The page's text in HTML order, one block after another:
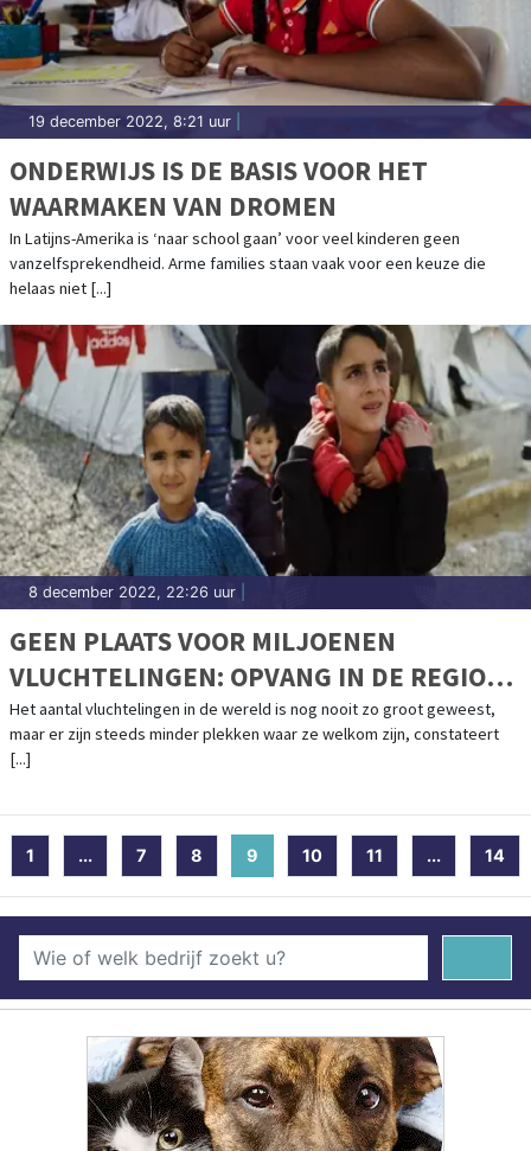
19 december 2022, 8:21 uur
ONDERWIJS IS DE BASIS VOOR HET
WAARMAKEN VAN DROMEN
In Latijns-Amerika is ‘naar school gaan’ voor veel kinderen geen
vanzelfsprekendheid. Arme families staan vaak voor een keuze die
helaas niet [...]
8 december 2022, 22:26 uur
GEEN PLAATS VOOR MILJOENEN
VLUCHTELINGEN: OPVANG IN DE REGIO
STAAT ONDER DRUK
Het aantal vluchtelingen in de wereld is nog nooit zo groot geweest,
maar er zijn steeds minder plekken waar ze welkom zijn, constateert
[...]
1 ... 7 8 9 (current)
10 11 ... 14